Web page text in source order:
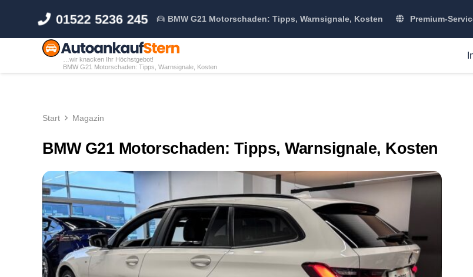
01522 5236 245 BMW G21 Motorschaden: Tipps, Warnsignale, Kosten Premium-
…wir knacken Ihr Höchstgebot!
BMW G21 Motorschaden: Tipps, Warnsignale, Kosten
Start Magazin
BMW G21 Motorschaden: Tipps, Warnsignale, Kosten